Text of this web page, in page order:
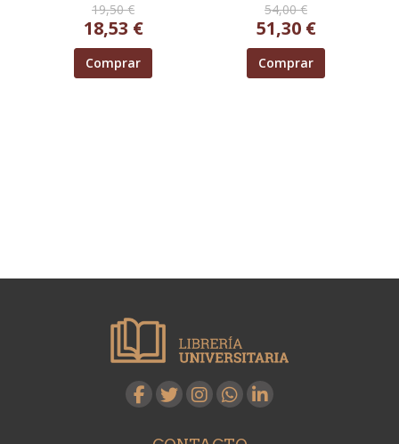
19,50 €
18,53 €
Comprar
54,00 €
51,30 €
Comprar